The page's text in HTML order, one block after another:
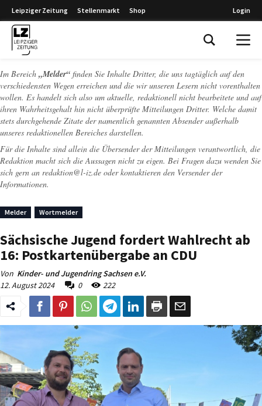
Leipziger Zeitung Stellenmarkt Shop Login
Im Bereich „Melder“ finden Sie Inhalte Dritter, die uns tagtäglich auf den
verschiedensten Wegen erreichen und die wir unseren Lesern nicht vorenthalten
wollen. Es handelt sich also um aktuelle, redaktionell nicht bearbeitete und auf
ihren Wahrheitsgehalt hin nicht überprüfte Mitteilungen Dritter. Welche damit
stets durchgehende Zitate der namentlich genannten Absender außerhalb
unseres redaktionellen Bereiches darstellen.
Für die Inhalte sind allein die Übersender der Mitteilungen verantwortlich, die
Redaktion macht sich die Aussagen nicht zu eigen. Bei Fragen dazu wenden Sie
sich gern an redaktion@l-iz.de oder kontaktieren den Versender der
Informationen.
Melder Wortmelder
Sächsische Jugend fordert Wahlrecht ab
16: Postkartenübergabe an CDU
Von Kinder- und Jugendring Sachsen e.V.
12. August 2024
0 222